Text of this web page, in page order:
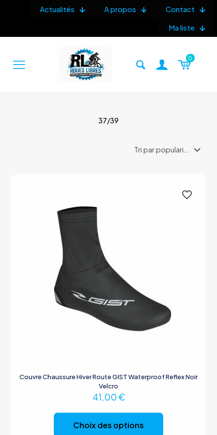
Actualités A propos
Contact
Ma liste
0
37/39
Couvre Chaussure Hiver Route GIST Waterproof Reflex Noir
Velcro
41,00 €
Choix des options
produit